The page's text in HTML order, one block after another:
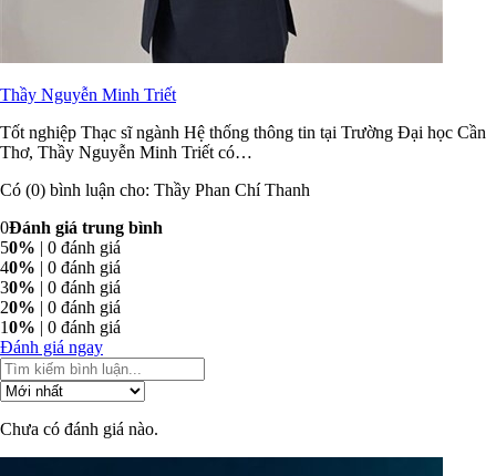
Thầy Nguyễn Minh Triết
Tốt nghiệp Thạc sĩ ngành Hệ thống thông tin tại Trường Đại học Cần
Thơ, Thầy Nguyễn Minh Triết có…
Có (0) bình luận cho: Thầy Phan Chí Thanh
0Đánh giá trung bình
50% | 0 đánh giá
40% | 0 đánh giá
30% | 0 đánh giá
20% | 0 đánh giá
10% | 0 đánh giá
Đánh giá ngay
Chưa có đánh giá nào.